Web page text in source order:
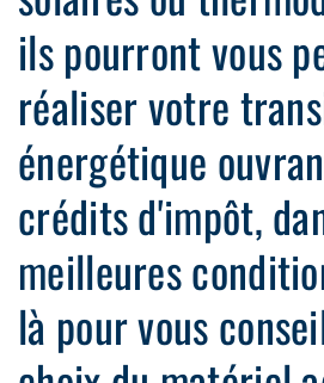
ils pourront vous
réaliser votre
énergétique
crédits d'impôt,
meilleures
là pour vous